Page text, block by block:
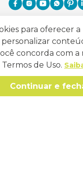
Como
Política de Entrega
Trocas e
Sobre a Eucatex
Canal de Ética
para oferecer
concorda com a
de Uso.
Continuar e